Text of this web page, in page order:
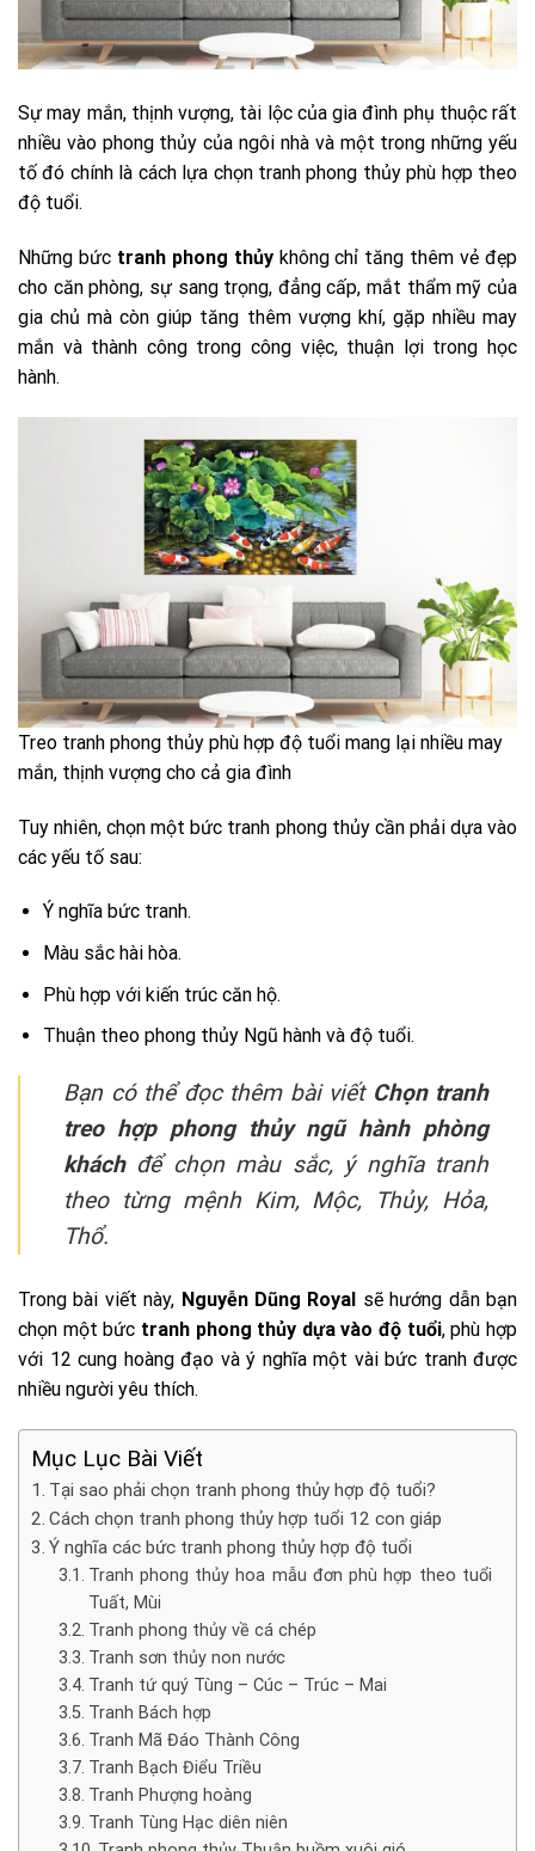
Sự may mắn, thịnh vượng, tài lộc của gia đình phụ thuộc rất
nhiều vào phong thủy của ngôi nhà và một trong những yếu
tố đó chính là cách lựa chọn tranh phong thủy phù hợp theo
độ tuổi.
Những bức tranh phong thủykhông chỉ tăng thêm vẻ đẹp
cho căn phòng, sự sang trọng, đẳng cấp, mắt thẩm mỹ của
gia chủ mà còn giúp tăng thêm vượng khí, gặp nhiều may
mắn và thành công trong công việc, thuận lợi trong học
hành.
Treo tranh phong thủy phù hợp độ tuổi mang lại nhiều may
mắn, thịnh vượng cho cả gia đình
Tuy nhiên, chọn một bức tranh phong thủy cần phải dựa vào
các yếu tố sau:
Ý nghĩa bức tranh.
Màu sắc hài hòa.
Phù hợp với kiến trúc căn hộ.
Thuận theo phong thủy Ngũ hành và độ tuổi.
Bạn có thể đọc thêm bài viết Chọn tranh
treo hợp phong thủy ngũ hành phòng
kháchđể chọn màu sắc, ý nghĩa tranh
theo từng mệnh Kim, Mộc, Thủy, Hỏa,
Thổ.
Trong bài viết này, Nguyễn Dũng Royal sẽ hướng dẫn bạn
chọn một bức tranh phong thủy dựa vào độ tuổi, phù hợp
với 12 cung hoàng đạo và ý nghĩa một vài bức tranh được
nhiều người yêu thích.
Mục Lục Bài Viết
Tại sao phải chọn tranh phong thủy hợp độ tuổi?
Cách chọn tranh phong thủy hợp tuổi 12 con giáp
Ý nghĩa các bức tranh phong thủy hợp độ tuổi
Tranh phong thủy hoa mẫu đơn phù hợp theo tuổi
Tuất, Mùi
Tranh phong thủy về cá chép
Tranh sơn thủy non nước
Tranh tứ quý Tùng – Cúc – Trúc – Mai
Tranh Bách hợp
Tranh Mã Đáo Thành Công
Tranh Bạch Điểu Triều
Tranh Phượng hoàng
Tranh Tùng Hạc diên niên